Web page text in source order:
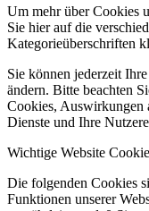
Um mehr über Cookies
Sie hier auf die
Kategorieüberschriften
Sie können jederzeit
ändern. Bitte beachten
Cookies, Auswirkungen
Dienste und Ihre
Wichtige Website
Die folgenden Cookies
Funktionen unserer